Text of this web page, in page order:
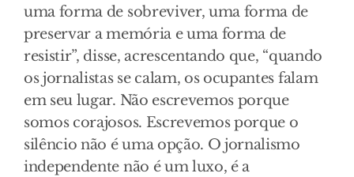
uma forma de sobreviver, uma forma de
preservar a memória e uma forma de
resistir”, disse, acrescentando que, “quando
os jornalistas se calam, os ocupantes falam
em seu lugar. Não escrevemos porque
somos corajosos. Escrevemos porque o
silêncio não é uma opção. O jornalismo
independente não é um luxo, é a